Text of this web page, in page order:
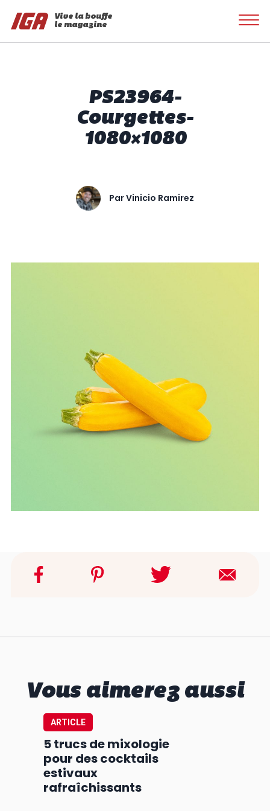
Vive la bouffe
le magazine
PS23964-
Courgettes-
1080×1080
ParVinicio Ramirez
Vous aimerez aussi
ARTICLE
5 trucs de mixologie
pour des cocktails
estivaux
rafraîchissants